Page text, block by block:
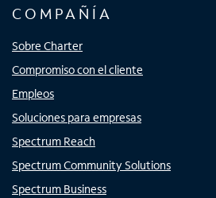
COMPAÑÍA
Sobre Charter
Compromiso con el cliente
Empleos
Soluciones para empresas
Spectrum Reach
Spectrum Community Solutions
Spectrum Business